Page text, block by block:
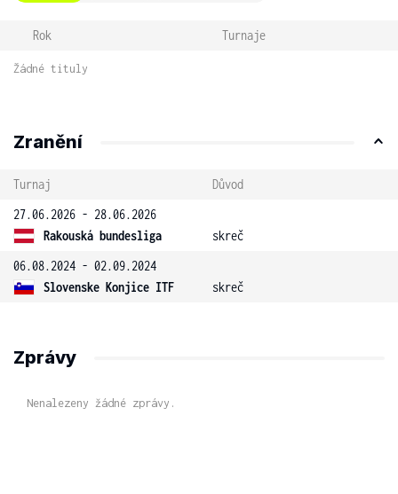
Rok Turnaje
Žádné tituly
Zranění
Turnaj
Důvod
27.06.2026 - 28.06.2026
Rakouská bundesliga
skreč
06.08.2024 - 02.09.2024
Slovenske Konjice ITF
skreč
Zprávy
Nenalezeny žádné zprávy.